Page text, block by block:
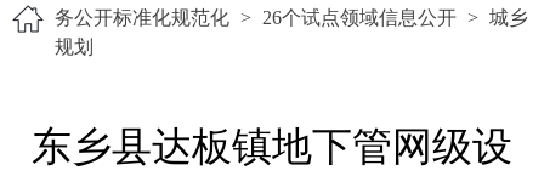
务公开标准化规范化 > 26个试点领域信息公开 > 城乡
规划
东乡县达板镇地下管网级设